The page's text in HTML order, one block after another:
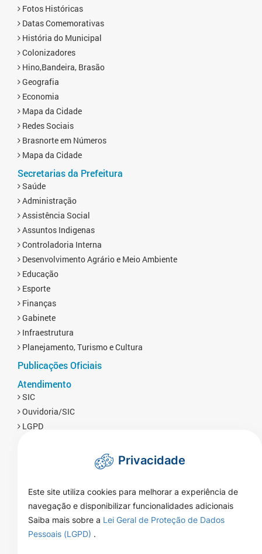
Fotos Históricas
Datas Comemorativas
História do Municipal
Colonizadores
Hino,Bandeira, Brasão
Geografia
Economia
Mapa da Cidade
Redes Sociais
Brasnorte em Números
Mapa da Cidade
Secretarias da Prefeitura
Saúde
Administração
Assistência Social
Assuntos Indigenas
Controladoria Interna
Desenvolvimento Agrário e Meio Ambiente
Educação
Esporte
Finanças
Gabinete
Infraestrutura
Planejamento, Turismo e Cultura
Publicações Oficiais
Atendimento
SIC
Ouvidoria/SIC
LGPD
Privacidade
Este site utiliza cookies para melhorar a experiência de
navegação e disponibilizar funcionalidades adicionais
Saiba mais sobre a Lei Geral de Proteção de Dados
Pessoais (LGPD) .